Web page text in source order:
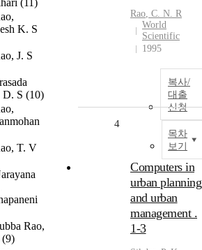
(11)
K. S
J. S
D. S (10)
T. V
Rao,
(9)
Rao, C. N. R
World
Scientific
1995
복사/
대출
신청
목차
보기
4
Computers in
urban planning
and urban
management .
1-3